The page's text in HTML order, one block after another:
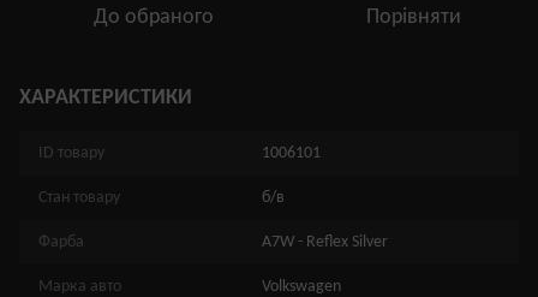
До обраного Порівняти
ХАРАКТЕРИСТИКИ
ID товару 1006101
Стан товару б/в
Фарба A7W - Reflex Silver
Марка авто Volkswagen